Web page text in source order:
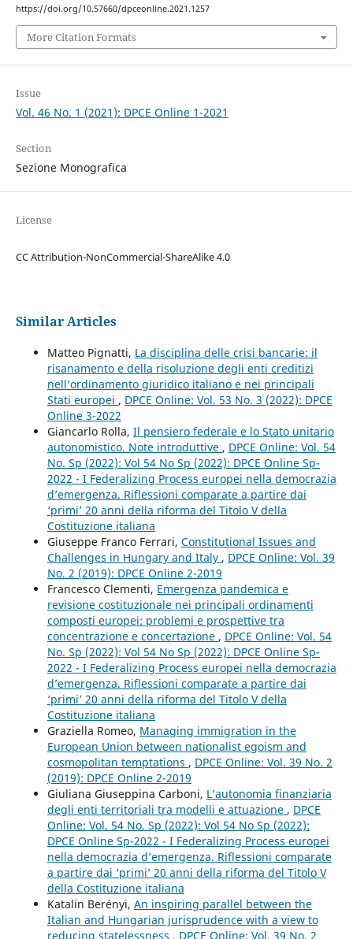
https://doi.org/10.57660/dpceonline.2021.1257
More Citation Formats
Issue
Vol. 46 No. 1 (2021): DPCE Online 1-2021
Section
Sezione Monografica
License
CC Attribution-NonCommercial-ShareAlike 4.0
Similar Articles
Matteo Pignatti, La disciplina delle crisi bancarie: il
risanamento e della risoluzione degli enti creditizi
nell’ordinamento giuridico italiano e nei principali
Stati europei , DPCE Online: Vol. 53 No. 3 (2022): DPCE
Online 3-2022
Giancarlo Rolla, Il pensiero federale e lo Stato unitario
autonomistico. Note introduttive , DPCE Online: Vol. 54
No. Sp (2022): Vol 54 No Sp (2022): DPCE Online Sp-
2022 - I Federalizing Process europei nella democrazia
d’emergenza. Riflessioni comparate a partire dai
‘primi’ 20 anni della riforma del Titolo V della
Costituzione italiana
Giuseppe Franco Ferrari, Constitutional Issues and
Challenges in Hungary and Italy , DPCE Online: Vol. 39
No. 2 (2019): DPCE Online 2-2019
Francesco Clementi, Emergenza pandemica e
revisione costituzionale nei principali ordinamenti
composti europei: problemi e prospettive tra
concentrazione e concertazione , DPCE Online: Vol. 54
No. Sp (2022): Vol 54 No Sp (2022): DPCE Online Sp-
2022 - I Federalizing Process europei nella democrazia
d’emergenza. Riflessioni comparate a partire dai
‘primi’ 20 anni della riforma del Titolo V della
Costituzione italiana
Graziella Romeo, Managing immigration in the
European Union between nationalist egoism and
cosmopolitan temptations , DPCE Online: Vol. 39 No. 2
(2019): DPCE Online 2-2019
Giuliana Giuseppina Carboni, L’autonomia finanziaria
degli enti territoriali tra modelli e attuazione , DPCE
Online: Vol. 54 No. Sp (2022): Vol 54 No Sp (2022):
DPCE Online Sp-2022 - I Federalizing Process europei
nella democrazia d’emergenza. Riflessioni comparate
a partire dai ‘primi’ 20 anni della riforma del Titolo V
della Costituzione italiana
Katalin Berényi, An inspiring parallel between the
Italian and Hungarian jurisprudence with a view to
reducing statelessness , DPCE Online: Vol. 39 No. 2